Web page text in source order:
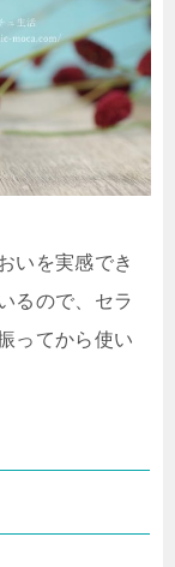
いを実感でき
るので、セラ
ってから使い